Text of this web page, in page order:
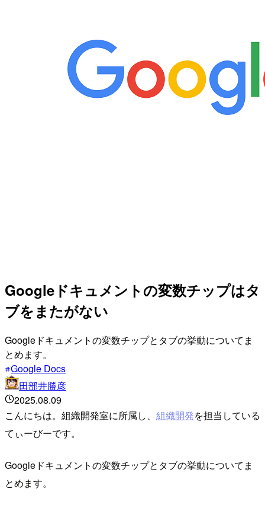
Googleドキュメントの変数チップはタ
ブをまたがない
Googleドキュメントの変数チップとタブの挙動についてま
とめます。
Google Docs
田部井勝彦
2025.08.09
こんにちは。組織開発室に所属し、 組織開発を担当している
てぃーびーです。
Googleドキュメントの変数チップとタブの挙動についてま
とめます。